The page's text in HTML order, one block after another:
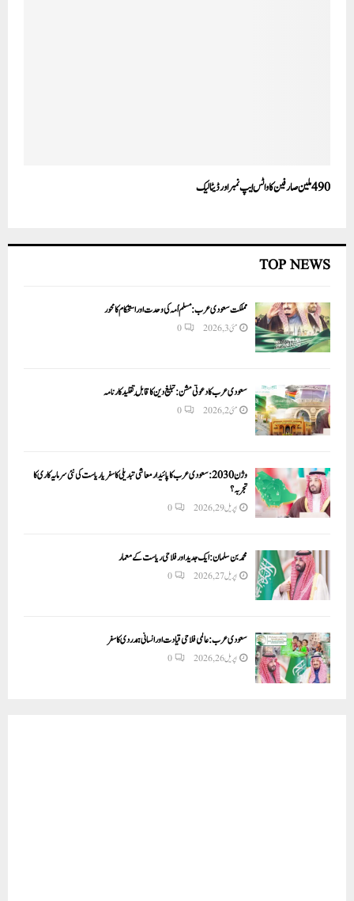
490 ملین صارفین کا واٹس ایپ نمبر اور ڈیٹا لیک
TOP NEWS
مملکت سعودی عرب: مسلم اُمہ کی وحدت اور استحکام کا محور
مئی 3, 2026 0
سعودی عرب کا دعوتی مشن: تبلیغ دین کا قابلِ تقلید کارنامہ
مئی 2, 2026 0
وژن 2030:سعودی عرب کا پائیدار معاشی تبدیلی کا سفر یا ریاست کی نئی سرمایہ کاری کا
تجربہ؟
اپریل 29, 2026 0
محمد بن سلمان: ایک جدید اور فلاحی ریاست کے معمار
اپریل 27, 2026 0
سعودی عرب: عالمی فلاحی قیادت اور انسانی ہمدردی کا سفر
اپریل 26, 2026 0